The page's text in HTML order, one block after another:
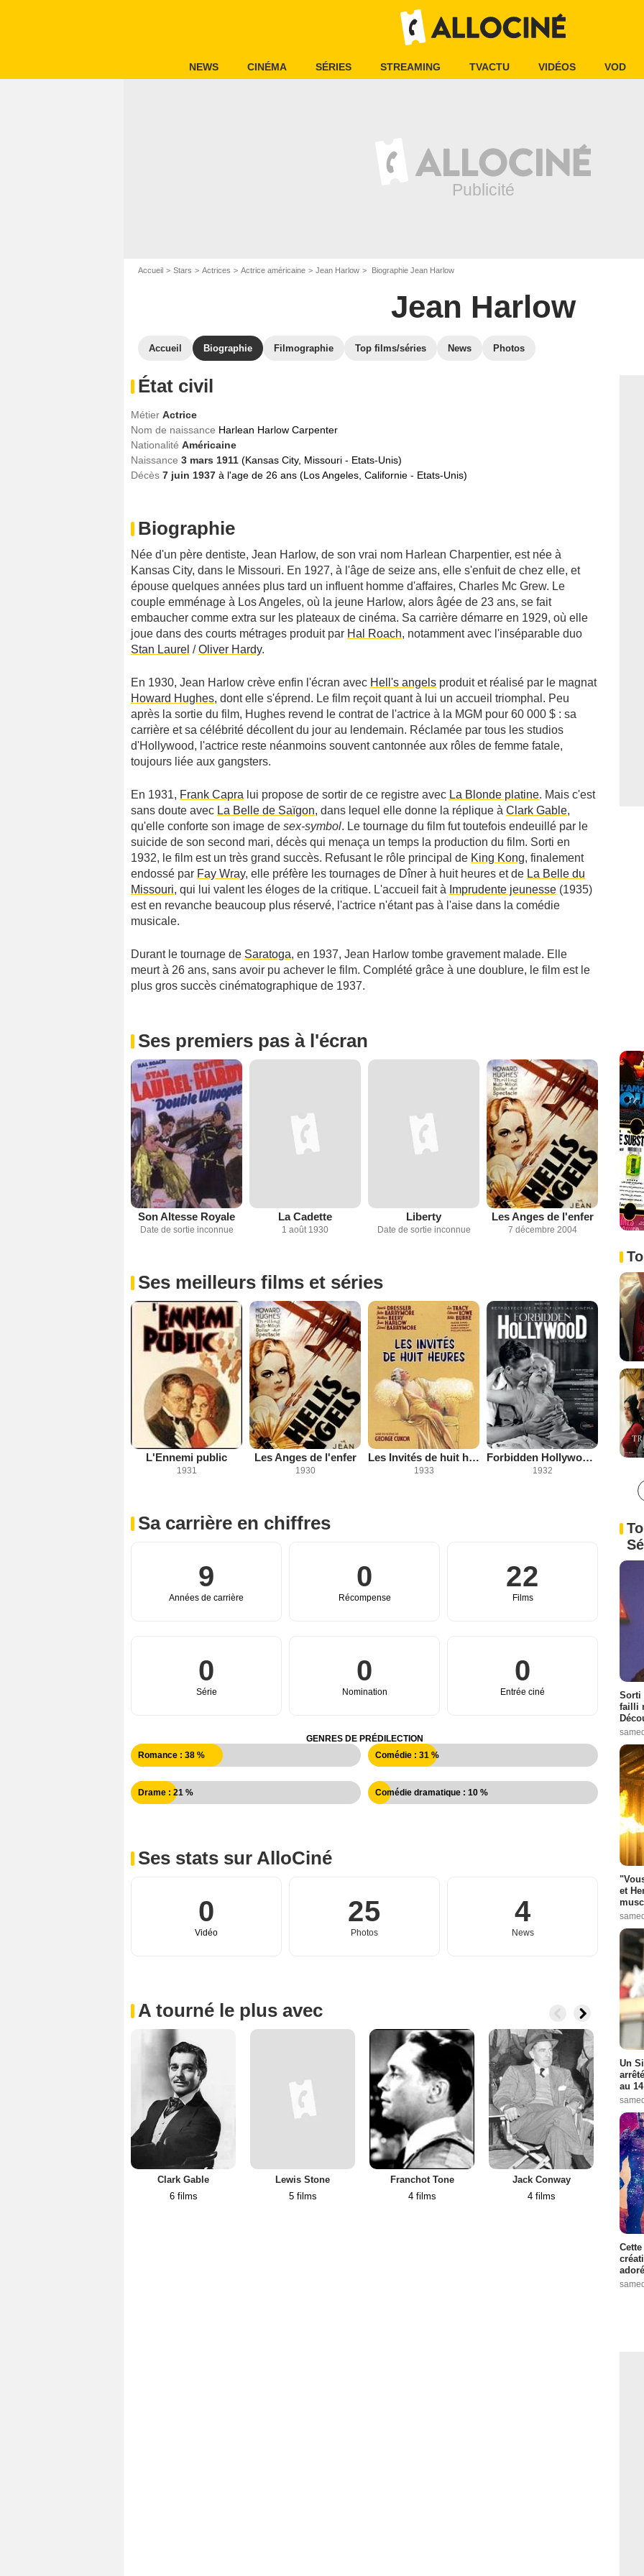
NEWS CINÉMA SÉRIES STREAMING TVACTU VIDÉOS VOD
Accueil Stars Actrices Actrice américaine Jean Harlow Biographie Jean Harlow
Jean Harlow
Accueil Biographie Filmographie Top films/séries News Photos
État civil
Métier Actrice
Nom de naissance Harlean Harlow Carpenter
Nationalité Américaine
Naissance 3 mars 1911 (Kansas City, Missouri - Etats-Unis)
Décès 7 juin 1937 à l'age de 26 ans (Los Angeles, Californie - Etats-Unis)
Biographie
Née d'un père dentiste, Jean Harlow, de son vrai nom Harlean Charpentier, est née à
Kansas City, dans le Missouri. En 1927, à l'âge de seize ans, elle s'enfuit de chez elle, et
épouse quelques années plus tard un influent homme d'affaires, Charles Mc Grew. Le
couple emménage à Los Angeles, où la jeune Harlow, alors âgée de 23 ans, se fait
embaucher comme extra sur les plateaux de cinéma. Sa carrière démarre en 1929, où elle
joue dans des courts métrages produit par Hal Roach, notamment avec l'inséparable duo
Stan Laurel /Oliver Hardy.
En 1930, Jean Harlow crève enfin l'écran avec Hell's angels produit et réalisé par le magnat
Howard Hughes, dont elle s'éprend. Le film reçoit quant à lui un accueil triomphal. Peu
après la sortie du film, Hughes revend le contrat de l'actrice à la MGM pour 60 000 $ : sa
carrière et sa célébrité décollent du jour au lendemain. Réclamée par tous les studios
d'Hollywood, l'actrice reste néanmoins souvent cantonnée aux rôles de femme fatale,
toujours liée aux gangsters.
En 1931, Frank Capra lui propose de sortir de ce registre avec La Blonde platine. Mais c'est
sans doute avec La Belle de Saïgon, dans lequel elle donne la réplique à Clark Gable,
qu'elle conforte son image de sex-symbol. Le tournage du film fut toutefois endeuillé par le
suicide de son second mari, décès qui menaça un temps la production du film. Sorti en
1932, le film est un très grand succès. Refusant le rôle principal de King Kong, finalement
endossé par Fay Wray, elle préfère les tournages de Dîner à huit heures et de La Belle du
Missouri, qui lui valent les éloges de la critique. L'accueil fait à Imprudente jeunesse (1935)
est en revanche beaucoup plus réservé, l'actrice n'étant pas à l'aise dans la comédie
musicale.
Durant le tournage de Saratoga, en 1937, Jean Harlow tombe gravement malade. Elle
meurt à 26 ans, sans avoir pu achever le film. Complété grâce à une doublure, le film est le
plus gros succès cinématographique de 1937.
Ses premiers pas à l'écran
Son Altesse Royale
Date de sortie inconnue
La Cadette
1 août 1930
Liberty
Date de sortie inconnue
Les Anges de l'enfer
7 décembre 2004
Ses meilleurs films et séries
L'Ennemi public
1931
Les Anges de l'enfer
1930
Les Invités de huit heures
1933
Forbidden Hollywood : Red-Headed Woman
1932
Sa carrière en chiffres
9
Années de carrière
0
Récompense
22
Films
0
Série
0
Nomination
0
Entrée ciné
GENRES DE PRÉDILECTION
Romance : 38 %
Comédie : 31 %
Drame : 21 % Comédie dramatique : 10 %
Ses stats sur AlloCiné
0
Vidéo
25
Photos
4
News
A tourné le plus avec
Clark Gable
6 films
Lewis Stone
5 films
Franchot Tone
4 films
Jack Conway
4 films
Sorti
failli
et
Un
au